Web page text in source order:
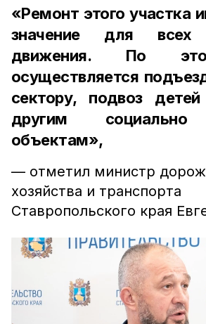
«Ремонт этого участка
значение для всех
движения. По
осуществляется
сектору, подвоз
другим социально
объектам»,
— отметил министр
хозяйства и транспорта
Ставропольского края